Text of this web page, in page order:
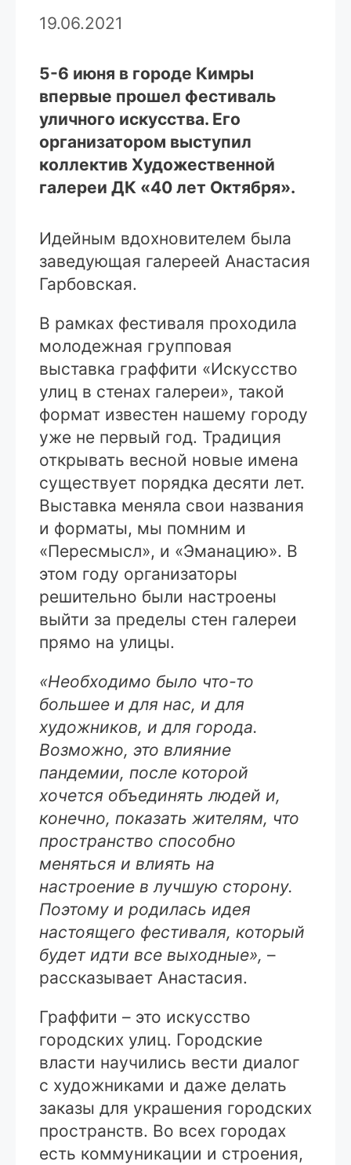
19.06.2021
5-6 июня в городе Кимры
впервые прошел фестиваль
уличного искусства. Его
организатором выступил
коллектив Художественной
галереи ДК «40 лет Октября».
Идейным вдохновителем была
заведующая галереей Анастасия
Гарбовская.
В рамках фестиваля проходила
молодежная групповая
выставка граффити «Искусство
улиц в стенах галереи», такой
формат известен нашему городу
уже не первый год. Традиция
открывать весной новые имена
существует порядка десяти лет.
Выставка меняла свои названия
и форматы, мы помним и
«Пересмысл», и «Эманацию». В
этом году организаторы
решительно были настроены
выйти за пределы стен галереи
прямо на улицы.
«Необходимо было что-то
большее и для нас, и для
художников, и для города.
Возможно, это влияние
пандемии, после которой
хочется объединять людей и,
конечно, показать жителям, что
пространство способно
меняться и влиять на
настроение в лучшую сторону.
Поэтому и родилась идея
настоящего фестиваля, который
будет идти все выходные», –
рассказывает Анастасия.
Граффити – это искусство
городских улиц. Городские
власти научились вести диалог
с художниками и даже делать
заказы для украшения городских
пространств. Во всех городах
есть коммуникации и строения,